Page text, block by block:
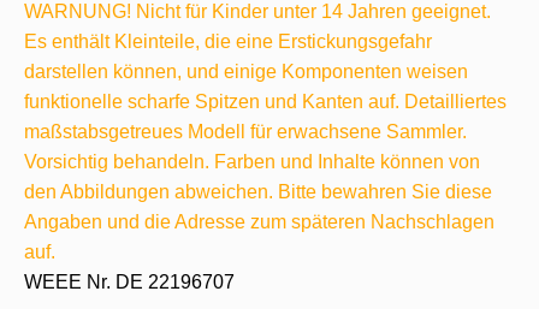
WARNUNG! Nicht für Kinder unter 14 Jahren geeignet.
Es enthält Kleinteile, die eine Erstickungsgefahr
darstellen können, und einige Komponenten weisen
funktionelle scharfe Spitzen und Kanten auf. Detailliertes
maßstabsgetreues Modell für erwachsene Sammler.
Vorsichtig behandeln. Farben und Inhalte können von
den Abbildungen abweichen. Bitte bewahren Sie diese
Angaben und die Adresse zum späteren Nachschlagen
auf.
WEEE Nr. DE 22196707